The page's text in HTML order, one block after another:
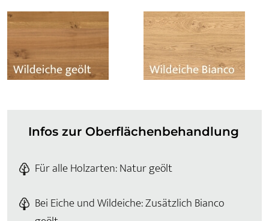
Infos zur Oberflächenbehandlung
Für alle Holzarten: Natur geölt
Bei Eiche und Wildeiche: Zusätzlich Bianco